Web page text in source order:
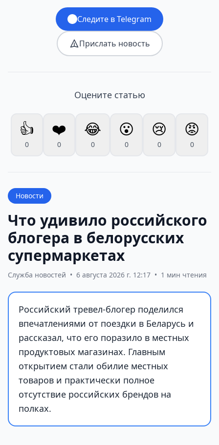
Следите в Telegram
Прислать новость
Оцените статью
👍
0
❤️
0
😂
0
😮
0
😢
0
😡
0
Новости
Что удивило российского
блогера в белорусских
супермаркетах
Служба новостей • 6 августа 2026 г. 12:17 • 1 мин чтения
Российский тревел-блогер поделился
впечатлениями от поездки в Беларусь и
рассказал, что его поразило в местных
продуктовых магазинах. Главным
открытием стали обилие местных
товаров и практически полное
отсутствие российских брендов на
полках.